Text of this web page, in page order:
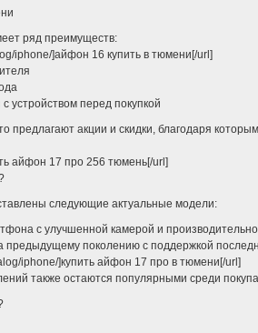
ряд преимуществ:
iphone/]айфон 16 купить в тюмени[/url]
устройством перед покупкой
предлагают акции и скидки, благодаря
айфон 17 про 256 тюмень[/url]
следующие актуальные модели:
с улучшенной камерой и
предыдущему поколению с поддержкой
iphone/]купить айфон 17 про в тюмени[/url]
также остаются популярными среди